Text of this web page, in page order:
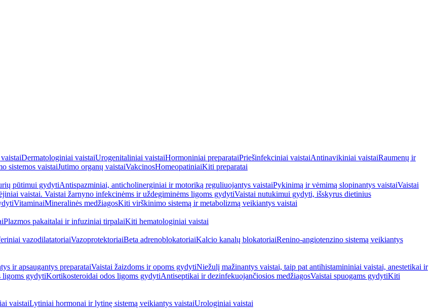
Dermatologiniai vaistaiUrogenitaliniai vaistaiHormoniniai preparataiPriešinfekciniai vaistaiAntinavikiniai vaistaiRaumenų ir
sistemos vaistaiJutimo organų vaistaiVakcinosHomeopatiniaiKiti preparatai
pūtimui gydytiAntispazminiai, anticholinerginiai ir motoriką reguliuojantys vaistaiPykinimą ir vėmimą slopinantys vaistaiVaistai
vaistai. Vaistai žarnyno infekcinėms ir uždegiminėms ligoms gydytiVaistai nutukimui gydyti, išskyrus dietinius
VitaminaiMineralinės medžiagosKiti virškinimo sistemą ir metabolizmą veikiantys vaistai
Plazmos pakaitalai ir infuziniai tirpalaiKiti hematologiniai vaistai
vazodilatatoriaiVazoprotektoriaiBeta adrenoblokatoriaiKalcio kanalų blokatoriaiRenino-angiotenzino sistemą veikiantys
ir apsaugantys preparataiVaistai žaizdoms ir opoms gydytiNiežulį mažinantys vaistai, taip pat antihistamininiai vaistai, anestetikai ir
ligoms gydytiKortikosteroidai odos ligoms gydytiAntiseptikai ir dezinfekuojančiosios medžiagosVaistai spuogams gydytiKiti
vaistaiLytiniai hormonai ir lytinę sistemą veikiantys vaistaiUrologiniai vaistai